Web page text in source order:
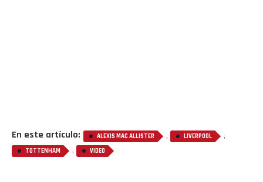
En este artículo: ALEXIS MAC ALLISTER , LIVERPOOL ,
TOTTENHAM , VIDEO